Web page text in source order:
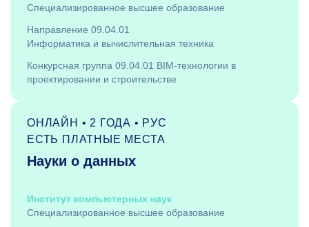
Специализированное высшее образование
Направление 09.04.01
Информатика и вычислительная техника
Конкурсная группа 09.04.01 BIM-технологии в
проектировании и строительстве
ОНЛАЙН • 2 ГОДА • РУС
ЕСТЬ ПЛАТНЫЕ МЕСТА
Науки о данных
Институт компьютерных наук
Специализированное высшее образование